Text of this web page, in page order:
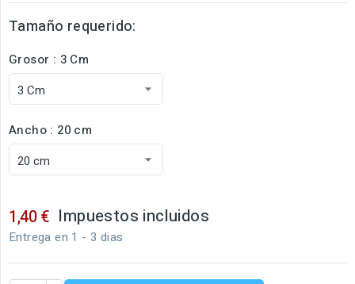
Tamaño requerido:
Grosor : 3 Cm
Ancho : 20 cm
1,40 € Impuestos incluidos
Entrega en 1 - 3 dias